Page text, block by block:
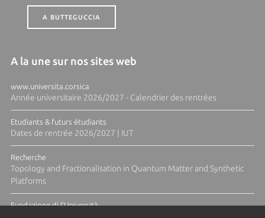
A BUTTEGUCCIA
A la une sur nos sites web
www.universita.corsica
Année universitaire 2026/2027 - Calendrier des rentrées
Etudiants & futurs étudiants
Dates de rentrée 2026/2027 | IUT
Recherche
Topology and Fractionalisation in Quantum Matter and Synthetic
Platforms
Fundazione di l'Università